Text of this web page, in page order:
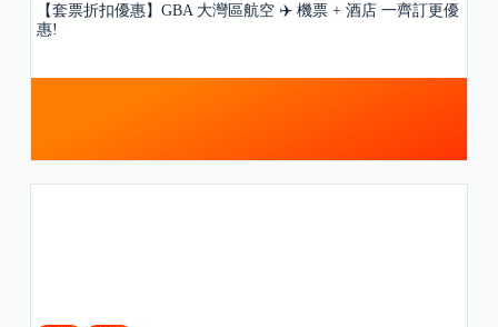
【套票折扣優惠】GBA 大灣區航空 ✈️ 機票 + 酒店 一齊訂更優
惠!